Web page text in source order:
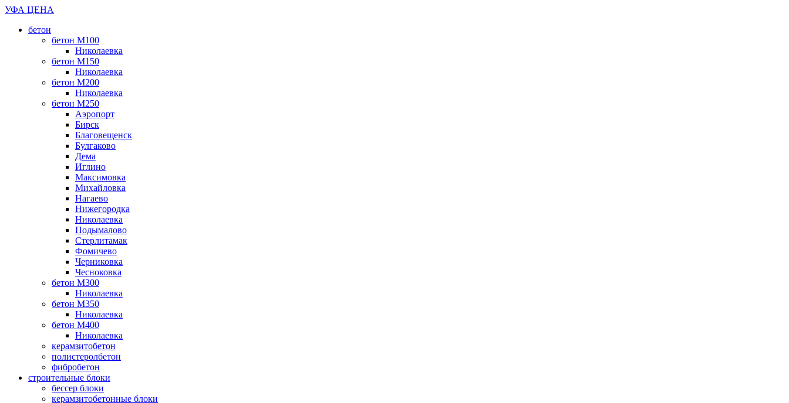
УФА ЦЕНА
бетон
бетон М100
Николаевка
бетон М150
Николаевка
бетон М200
Николаевка
бетон М250
Аэропорт
Бирск
Благовещенск
Булгаково
Дема
Иглино
Максимовка
Михайловка
Нагаево
Нижегородка
Николаевка
Подымалово
Стерлитамак
Фомичево
Черниковка
Чесноковка
бетон М300
Николаевка
бетон М350
Николаевка
бетон М400
Николаевка
керамзитобетон
полистеролбетон
фибробетон
строительные блоки
бессер блоки
керамзитобетонные блоки